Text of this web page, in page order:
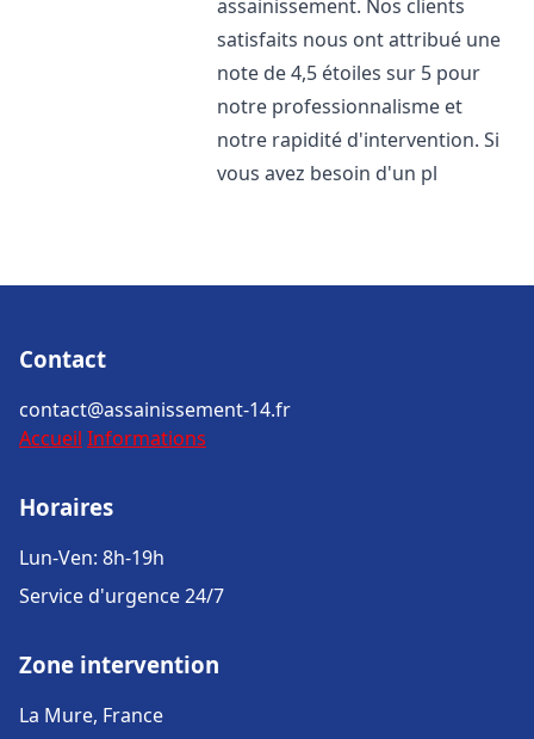
assainissement. Nos clients
satisfaits nous ont attribué une
note de 4,5 étoiles sur 5 pour
notre professionnalisme et
notre rapidité d'intervention. Si
vous avez besoin d'un pl
Contact
contact@assainissement-14.fr
Accueil Informations
Horaires
Lun-Ven: 8h-19h
Service d'urgence 24/7
Zone intervention
La Mure, France